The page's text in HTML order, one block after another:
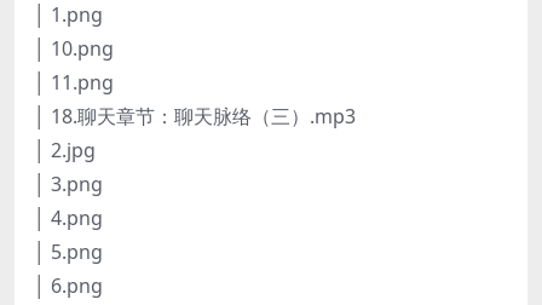
│ 1.png
│ 10.png
│ 11.png
│ 18.聊天章节：聊天脉络（三）.mp3
│ 2.jpg
│ 3.png
│ 4.png
│ 5.png
│ 6.png